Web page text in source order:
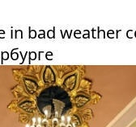
bad weather